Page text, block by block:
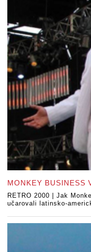
MONKEY BUSINESS
RETRO 2000 | Jak
učarovali latinsko-